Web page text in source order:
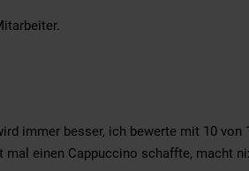
immer besser, ich bewerte mit 10
einen Cappuccino schaffte, macht